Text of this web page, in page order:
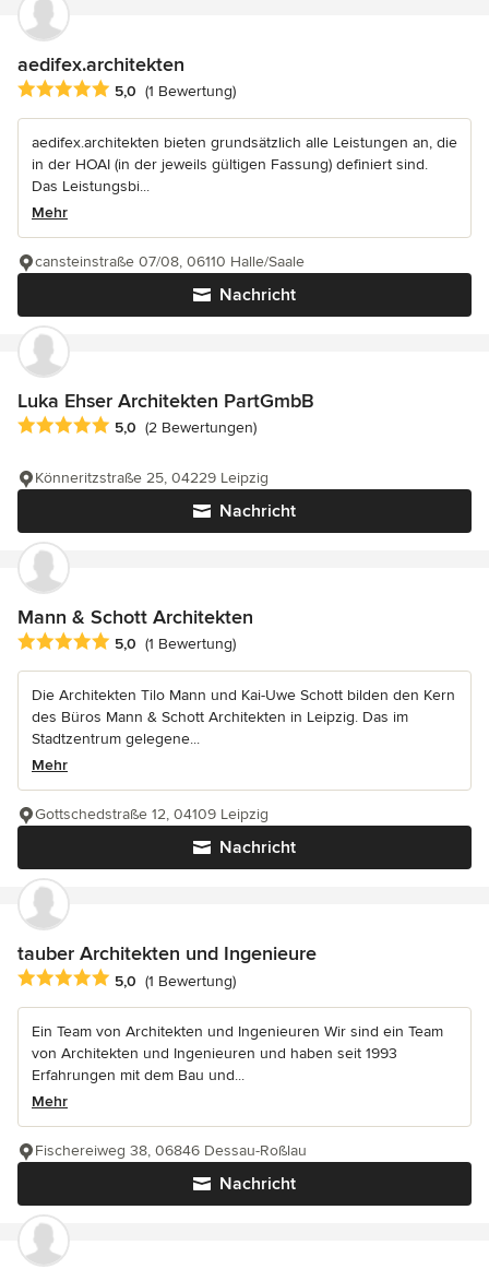
aedifex.architekten
Durchschnittliche Bewertung: 5 von 5 Sternen
5,0 (1 Bewertung)
aedifex.architekten bieten grundsätzlich alle Leistungen an, die
in der HOAI (in der jeweils gültigen Fassung) definiert sind.
Das Leistungsbi...
Mehr
Nachricht
cansteinstraße 07/08, 06110 Halle/Saale
Luka Ehser Architekten PartGmbB
Durchschnittliche Bewertung: 5 von 5 Sternen
5,0 (2 Bewertungen)
Nachricht
Könneritzstraße 25, 04229 Leipzig
Mann & Schott Architekten
Durchschnittliche Bewertung: 5 von 5 Sternen
5,0 (1 Bewertung)
Die Architekten Tilo Mann und Kai-Uwe Schott bilden den Kern
des Büros Mann & Schott Architekten in Leipzig. Das im
Stadtzentrum gelegene...
Mehr
Nachricht
Gottschedstraße 12, 04109 Leipzig
tauber Architekten und Ingenieure
Durchschnittliche Bewertung: 5 von 5 Sternen
5,0 (1 Bewertung)
Ein Team von Architekten und Ingenieuren Wir sind ein Team
von Architekten und Ingenieuren und haben seit 1993
Erfahrungen mit dem Bau und...
Mehr
Nachricht
Fischereiweg 38, 06846 Dessau-Roßlau